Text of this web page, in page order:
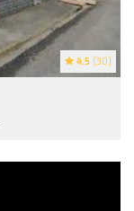
4.5 (30)